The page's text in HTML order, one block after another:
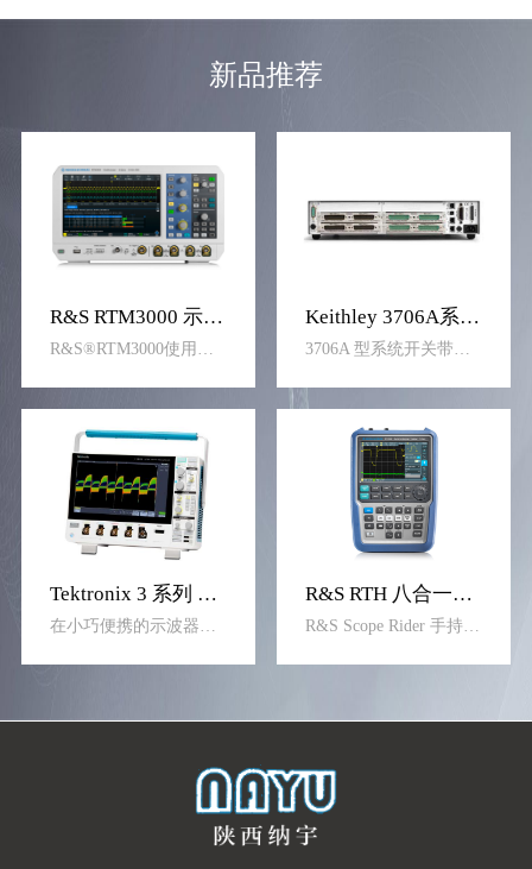
新品推荐
R&S RTM3000 示波器 Keithley 3706A系列 系统开关/万用表
Tektronix 3 系列 MDO 混合域示波器 R&S RTH 八合一手持示波器